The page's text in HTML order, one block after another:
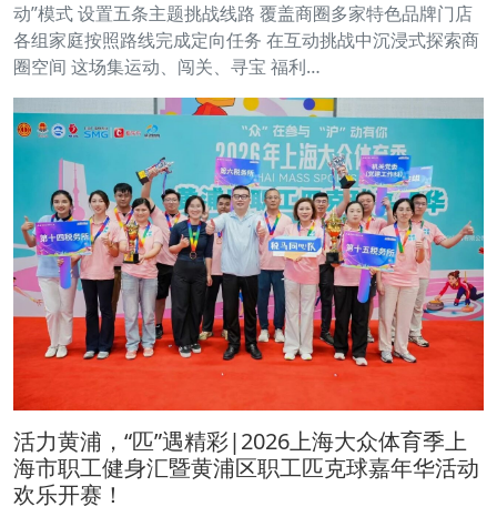
动”模式 设置五条主题挑战线路 覆盖商圈多家特色品牌门店
各组家庭按照路线完成定向任务 在互动挑战中沉浸式探索商
圈空间 这场集运动、闯关、寻宝 福利…
活力黄浦，“匹”遇精彩|2026上海大众体育季上
海市职工健身汇暨黄浦区职工匹克球嘉年华活动
欢乐开赛！